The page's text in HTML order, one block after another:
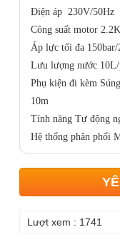
Điện áp 230V/50Hz
Công suất motor
Áp lực tối đa
Lưu lượng nước
Phụ kiện đi kèm
10m
Tính năng Tự động
Hệ thống phân phối
Lượt xem : 1741